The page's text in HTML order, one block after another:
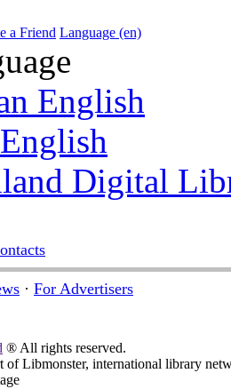
a Friend Language (en)
English
Digital
· For Advertisers
® All rights reserved.
of Libmonster, international library